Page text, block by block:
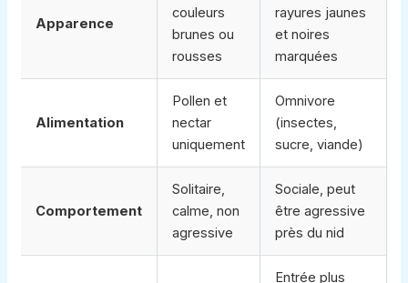
Apparence
couleurs
brunes ou
rousses
rayures jaunes
et noires
marquées
Alimentation
Pollen et
nectar
uniquement
Omnivore
(insectes,
sucre, viande)
Comportement
Solitaire,
calme, non
agressive
Sociale, peut
être agressive
près du nid
Entrée plus